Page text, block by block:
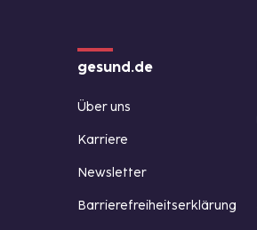
gesund.de
Über uns
Karriere
Newsletter
Barrierefreiheitserklärung